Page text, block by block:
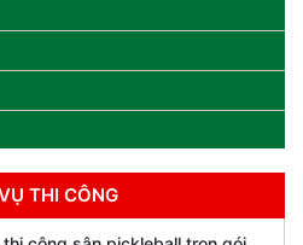
THI CÔNG